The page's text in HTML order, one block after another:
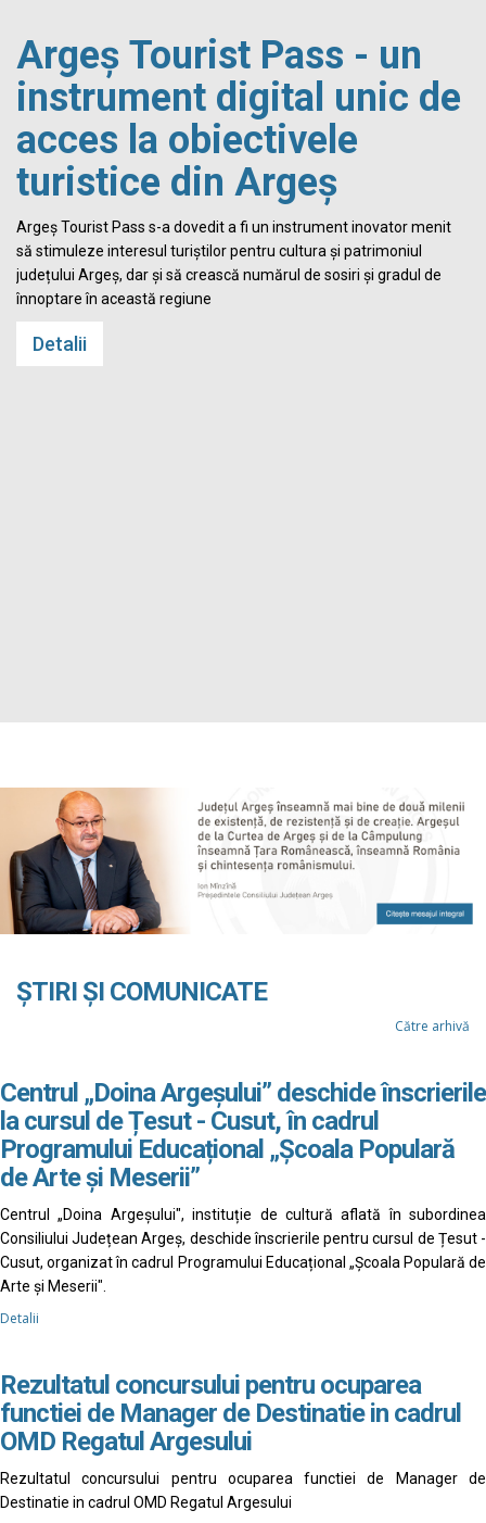
Argeș Tourist Pass - un
instrument digital unic de
acces la obiectivele
turistice din Argeș
Argeș Tourist Pass s-a dovedit a fi un instrument inovator menit
să stimuleze interesul turiștilor pentru cultura și patrimoniul
județului Argeș, dar și să crească numărul de sosiri și gradul de
înnoptare în această regiune
Detalii
ȘTIRI ȘI COMUNICATE
Către arhivă
Centrul „Doina Argeșului” deschide înscrierile
la cursul de Țesut - Cusut, în cadrul
Programului Educațional „Școala Populară
de Arte și Meserii”
Centrul „Doina Argeșului", instituție de cultură aflată în subordinea
Consiliului Județean Argeș, deschide înscrierile pentru cursul de Țesut -
Cusut, organizat în cadrul Programului Educațional „Școala Populară de
Arte și Meserii".
Detalii
Rezultatul concursului pentru ocuparea
functiei de Manager de Destinatie in cadrul
OMD Regatul Argesului
Rezultatul concursului pentru ocuparea functiei de Manager de
Destinatie in cadrul OMD Regatul Argesului